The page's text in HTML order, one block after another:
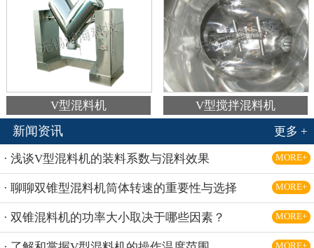
V型混料机 V型搅拌混料机
新闻资讯 更多 +
· 浅谈V型混料机的装料系数与混料效果 MORE+
· 聊聊双锥型混料机筒体转速的重要性与选择 MORE+
· 双锥混料机的功率大小取决于哪些因素？ MORE+
MORE+